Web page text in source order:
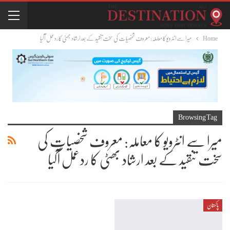
Home میرا سے انٹرویو کا معاملہ: معروف شخصیات کی سخت تنقید کے بعد ارشاد بھٹی کا ردعمل آگیا
Browsing Tag
میرا سے انٹرویو کا معاملہ: معروف شخصیات کی
سخت تنقید کے بعد ارشاد بھٹی کا ردعمل آگیا
پاکستان